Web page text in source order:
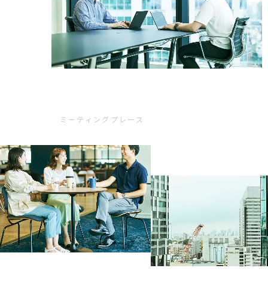
ミーティングプレース